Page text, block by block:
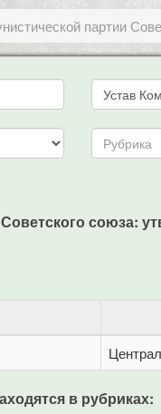
партии
союза:
в рубриках: